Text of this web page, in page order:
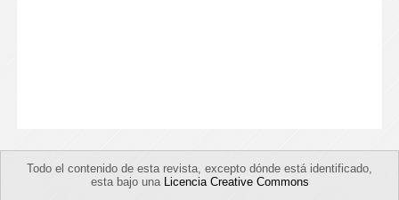
Todo el contenido de esta revista, excepto dónde está identificado,
esta bajo una Licencia Creative Commons